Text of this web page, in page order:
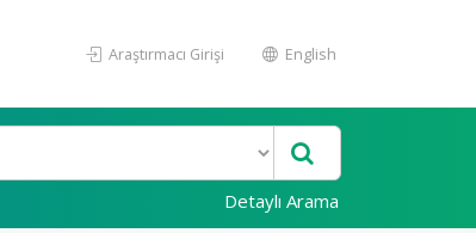
Araştırmacı Girişi English
Detaylı Arama